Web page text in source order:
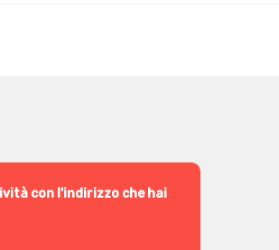
con l'indirizzo che hai